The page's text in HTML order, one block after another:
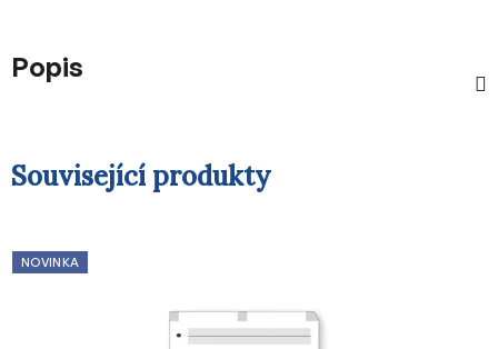
Popis
Související produkty
NOVINKA